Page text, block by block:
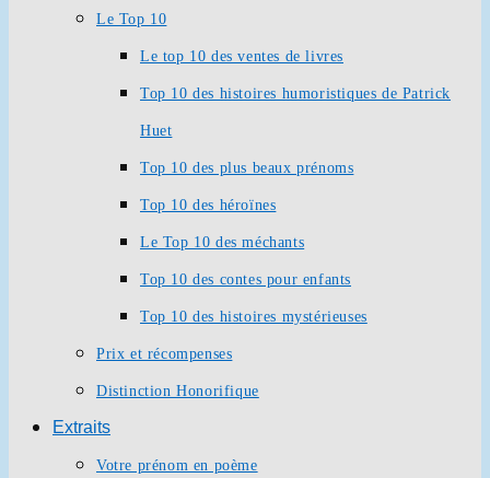
Le Top 10
Le top 10 des ventes de livres
Top 10 des histoires humoristiques de Patrick
Huet
Top 10 des plus beaux prénoms
Top 10 des héroïnes
Le Top 10 des méchants
Top 10 des contes pour enfants
Top 10 des histoires mystérieuses
Prix et récompenses
Distinction Honorifique
Extraits
Votre prénom en poème